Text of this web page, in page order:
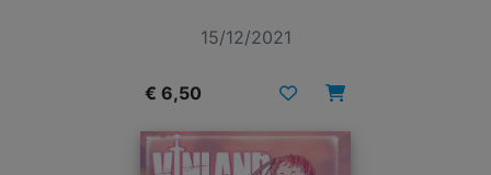
15/12/2021
€ 6,50